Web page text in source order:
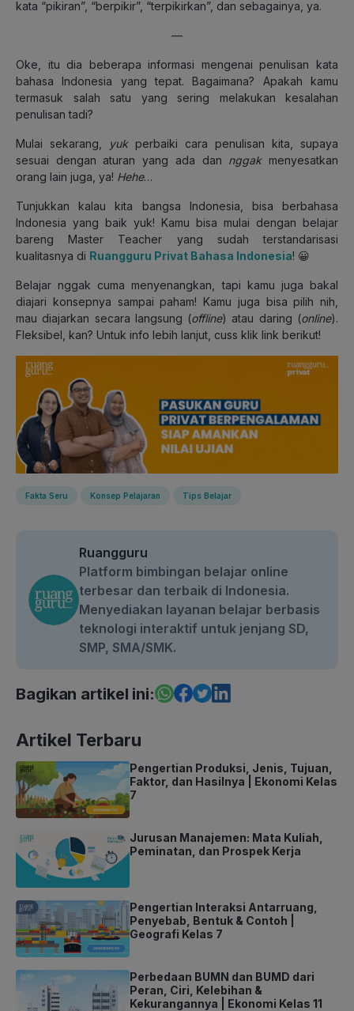
kata “pikiran”, “berpikir”, “terpikirkan”, dan sebagainya, ya.
—
Oke, itu dia beberapa informasi mengenai penulisan kata
bahasa Indonesia yang tepat. Bagaimana? Apakah kamu
termasuk salah satu yang sering melakukan kesalahan
penulisan tadi?
Mulai sekarang, yukperbaiki cara penulisan kita, supaya
sesuai dengan aturan yang ada dan nggakmenyesatkan
orang lain juga, ya! Hehe…
Tunjukkan kalau kita bangsa Indonesia, bisa berbahasa
Indonesia yang baik yuk! Kamu bisa mulai dengan belajar
bareng Master Teacher yang sudah terstandarisasi
kualitasnya di Ruangguru Privat Bahasa Indonesia! 😀
Belajar nggak cuma menyenangkan, tapi kamu juga bakal
diajari konsepnya sampai paham! Kamu juga bisa pilih nih,
mau diajarkan secara langsung (offline) atau daring (online).
Fleksibel, kan? Untuk info lebih lanjut, cuss klik link berikut!
Fakta Seru Konsep Pelajaran Tips Belajar
Ruangguru
Platform bimbingan belajar online
terbesar dan terbaik di Indonesia.
Menyediakan layanan belajar berbasis
teknologi interaktif untuk jenjang SD,
SMP, SMA/SMK.
Bagikan artikel ini:
Artikel Terbaru
Pengertian Produksi, Jenis, Tujuan,
Faktor, dan Hasilnya | Ekonomi Kelas
7
Jurusan Manajemen: Mata Kuliah,
Peminatan, dan Prospek Kerja
Pengertian Interaksi Antarruang,
Penyebab, Bentuk & Contoh |
Geografi Kelas 7
Perbedaan BUMN dan BUMD dari
Peran, Ciri, Kelebihan &
Kekurangannya | Ekonomi Kelas 11